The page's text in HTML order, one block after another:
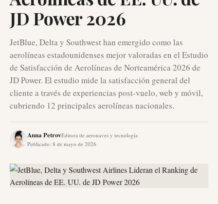
JD Power 2026
JetBlue, Delta y Southwest han emergido como las
aerolíneas estadounidenses mejor valoradas en el Estudio
de Satisfacción de Aerolíneas de Norteamérica 2026 de
JD Power. El estudio mide la satisfacción general del
cliente a través de experiencias post-vuelo, web y móvil,
cubriendo 12 principales aerolíneas nacionales.
Anna PetrovEditora de aeronaves y tecnología
Publicado: 8 de mayo de 2026